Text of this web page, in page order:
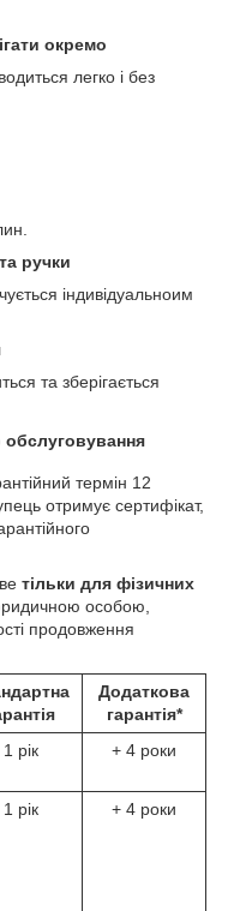
окремо
легко і без
ручки
індивідуальноим
та зберігається
обслуговування
термін 12
отримує сертифікат,
тільки для фізичних
особою,
продовження
Додаткова
гарантія*
1 рік + 4 роки
1 рік + 4 роки